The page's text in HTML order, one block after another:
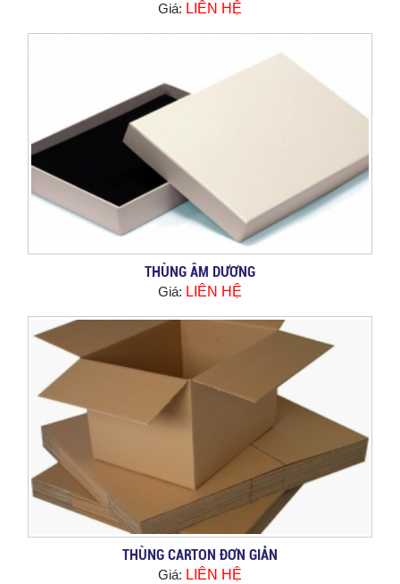
Giá: LIÊN HỆ
THÙNG ÂM DƯƠNG
Giá: LIÊN HỆ
THÙNG CARTON ĐƠN GIẢN
Giá: LIÊN HỆ